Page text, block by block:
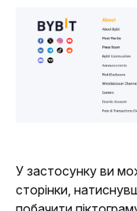
У застосунку ви
сторінки,